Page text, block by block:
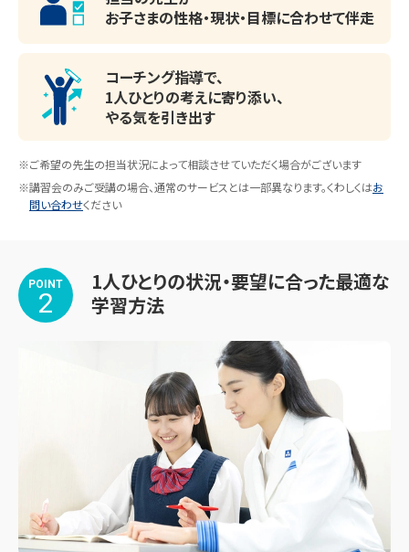
パーソナルに区切られた自習席。集中しやすいと
ご好評いただいています。
🌸合格実績はこちら🌸（2026年4月入学生）
【大学受験】
和歌山県立医科大学(薬)・広島大学(生物生産)・関西大学
（法・商・政策創造）、関西学院大学（経済・商・社会・総合政
畿大学(総合社会・経営・国際・理工・農)、甲南大学(文・経
済・経営・知能情報・フロンティアサイエンス)、龍谷大学(社
学)、大和大学(保健医療・政治経済・社会・情報・理工)、森ノ
宮医療大(医療技術・総合リハビリ)、摂南大学(現代社会・国
際・理工)、神戸学院大学(薬・総合リハビリ)、追手門学院大
学(経済・社会・国際)、神戸女学院大学(国際)、武庫川女子大
学(経営・生活環境)、甲南女子大学(文・国際・心理)、千里金
【高校受験】
お子さまの性格・現状・目標に合わせて伴走
コーチング指導で、
1人ひとりの考えに寄り添い、
やる気を引き出す
※ご希望の先生の担当状況によって相談させていただく場合がございます
※講習会のみご受講の場合、通常のサービスとは一部異なります。くわしくはお
問い合わせください
POINT
2
1人ひとりの状況・要望に合った最適な
学習方法